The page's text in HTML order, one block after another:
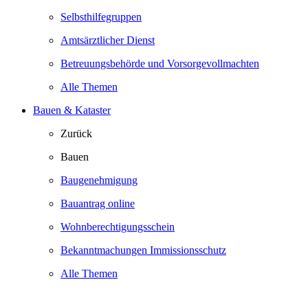
Selbsthilfegruppen
Amtsärztlicher Dienst
Betreuungsbehörde und Vorsorgevollmachten
Alle Themen
Bauen & Kataster
Zurück
Bauen
Baugenehmigung
Bauantrag online
Wohnberechtigungsschein
Bekanntmachungen Immissionsschutz
Alle Themen